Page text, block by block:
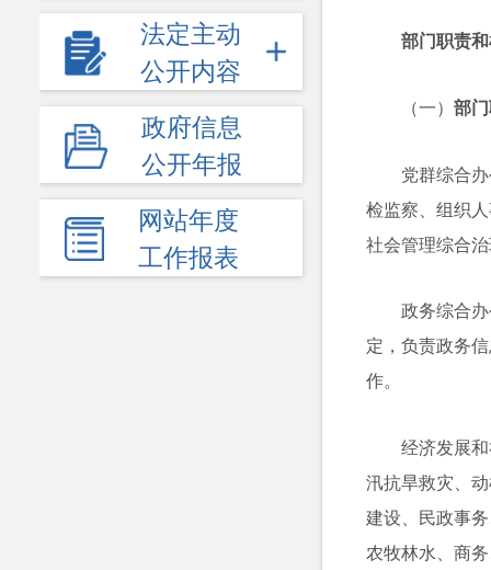
法定主动
公开内容
政府信息
公开年报
网站年度
工作报表
部门职责和
（一） 部
党群综合
检监察、组织
社会管理综合
政务综合
定，负责政务
作。
经济发展
汛抗旱救灾、
建设、民政事
农牧林水、商